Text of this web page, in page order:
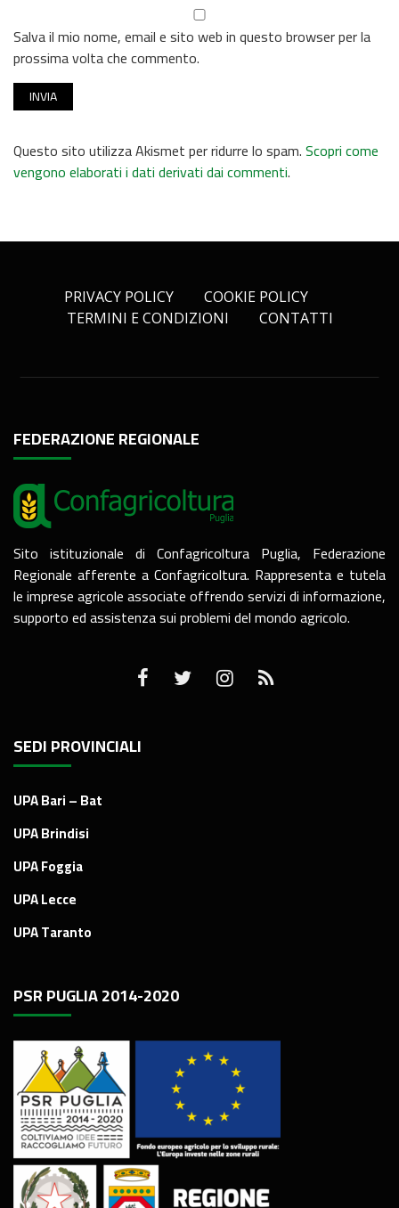
Salva il mio nome, email e sito web in questo browser per la
prossima volta che commento.
Questo sito utilizza Akismet per ridurre lo spam.Scopri come
vengono elaborati i dati derivati dai commenti.
PRIVACY POLICY
COOKIE POLICY
TERMINI E CONDIZIONI
CONTATTI
FEDERAZIONE REGIONALE
Sito istituzionale di Confagricoltura Puglia, Federazione
Regionale afferente a Confagricoltura. Rappresenta e tutela
le imprese agricole associate offrendo servizi di informazione,
supporto ed assistenza sui problemi del mondo agricolo.
SEDI PROVINCIALI
UPA Bari – Bat
UPA Brindisi
UPA Foggia
UPA Lecce
UPA Taranto
PSR PUGLIA 2014-2020